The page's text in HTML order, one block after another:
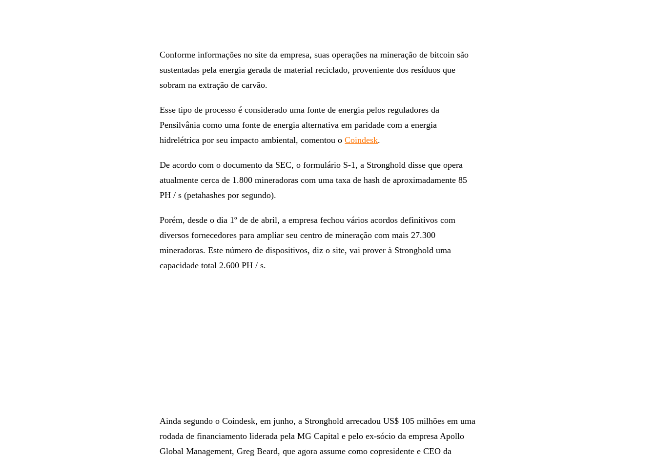
Conforme informações no site da empresa, suas operações na mineração de bitcoin são
sustentadas pela energia gerada de material reciclado, proveniente dos resíduos que
sobram na extração de carvão.
Esse tipo de processo é considerado uma fonte de energia pelos reguladores da
Pensilvânia como uma fonte de energia alternativa em paridade com a energia
hidrelétrica por seu impacto ambiental, comentou oCoindesk.
De acordo com o documento da SEC, o formulário S-1, a Stronghold disse que opera
atualmente cerca de 1.800 mineradoras com uma taxa de hash de aproximadamente 85
PH / s (petahashes por segundo).
Porém, desde o dia 1º de de abril, a empresa fechou vários acordos definitivos com
diversos fornecedores para ampliar seu centro de mineração com mais 27.300
mineradoras. Este número de dispositivos, diz o site, vai prover à Stronghold uma
capacidade total 2.600 PH / s.
Ainda segundo o Coindesk, em junho, a Stronghold arrecadou US$ 105 milhões em uma
rodada de financiamento liderada pela MG Capital e pelo ex-sócio da empresa Apollo
Global Management, Greg Beard, que agora assume como copresidente e CEO da